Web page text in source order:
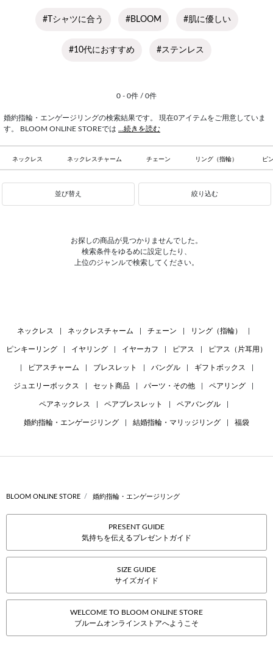
#Tシャツに合う #BLOOM #肌に優しい
#10代におすすめ #ステンレス
0 - 0件 / 0件
婚約指輪・エンゲージリングの検索結果です。 現在0アイテムをご用意していま
す。 BLOOM ONLINE STOREでは ...続きを読む
ネックレス ネックレスチャーム チェーン リング（指輪） ピ
並び替え 絞り込む
お探しの商品が見つかりませんでした。
検索条件をゆるめに設定したり、
上位のジャンルで検索してください。
ネックレス ネックレスチャーム チェーン リング（指輪）
ピンキーリング イヤリング イヤーカフ ピアス ピアス（片耳用）
ピアスチャーム ブレスレット バングル ギフトボックス
ジュエリーボックス セット商品 パーツ・その他 ペアリング
ペアネックレス ペアブレスレット ペアバングル
婚約指輪・エンゲージリング 結婚指輪・マリッジリング 福袋
BLOOM ONLINE STORE 婚約指輪・エンゲージリング
PRESENT GUIDE
気持ちを伝えるプレゼントガイド
SIZE GUIDE
サイズガイド
WELCOME TO BLOOM ONLINE STORE
ブルームオンラインストアへようこそ